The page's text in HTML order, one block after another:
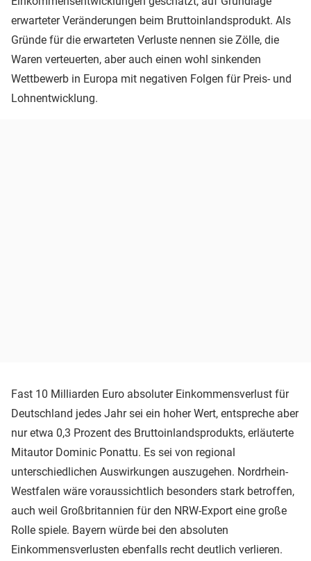
erwarteter Veränderungen beim Bruttoinlandsprodukt. Als
Gründe für die erwarteten Verluste nennen sie Zölle, die
Waren verteuerten, aber auch einen wohl sinkenden
Wettbewerb in Europa mit negativen Folgen für Preis- und
Lohnentwicklung.
Fast 10 Milliarden Euro absoluter Einkommensverlust für
Deutschland jedes Jahr sei ein hoher Wert, entspreche aber
nur etwa 0,3 Prozent des Bruttoinlandsprodukts, erläuterte
Mitautor Dominic Ponattu. Es sei von regional
unterschiedlichen Auswirkungen auszugehen. Nordrhein-
Westfalen wäre voraussichtlich besonders stark betroffen,
auch weil Großbritannien für den NRW-Export eine große
Rolle spiele. Bayern würde bei den absoluten
Einkommensverlusten ebenfalls recht deutlich verlieren.